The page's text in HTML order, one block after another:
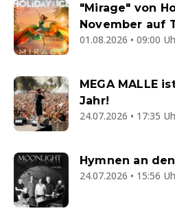
"Mirage" von
November auf
01.08.2026 • 09:00
MEGA MALLE
Jahr!
24.07.2026 • 17:35
Hymnen an
24.07.2026 • 15:56